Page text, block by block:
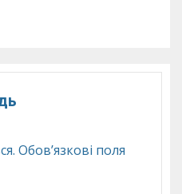
Обов’язкові поля